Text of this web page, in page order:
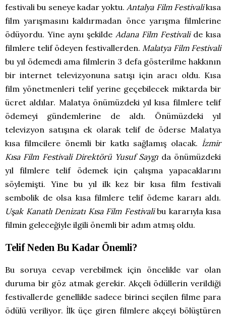
festivali bu seneye kadar yoktu. Antalya Film Festivalikısa
film yarışmasını kaldırmadan önce yarışma filmlerine
ödüyordu. Yine aynı şekilde Adana Film Festivalide kısa
filmlere telif ödeyen festivallerden. Malatya Film Festivali
bu yıl ödemedi ama filmlerin 3 defa gösterilme hakkının
bir internet televizyonuna satışı için aracı oldu. Kısa
film yönetmenleri telif yerine geçebilecek miktarda bir
ücret aldılar. Malatya önümüzdeki yıl kısa filmlere telif
ödemeyi gündemlerine de aldı. Önümüzdeki yıl
televizyon satışına ek olarak telif de öderse Malatya
kısa filmcilere önemli bir katkı sağlamış olacak. İzmir
Kısa Film Festivali Direktörü Yusuf Saygıda önümüzdeki
yıl filmlere telif ödemek için çalışma yapacaklarını
söylemişti. Yine bu yıl ilk kez bir kısa film festivali
sembolik de olsa kısa filmlere telif ödeme kararı aldı.
Uşak Kanatlı Denizatı Kısa Film Festivalibu kararıyla kısa
filmin geleceğiyle ilgili önemli bir adım atmış oldu.
Telif Neden Bu Kadar Önemli?
Bu soruya cevap verebilmek için öncelikle var olan
duruma bir göz atmak gerekir. Akçeli ödüllerin verildiği
festivallerde genellikle sadece birinci seçilen filme para
ödülü veriliyor. İlk üçe giren filmlere akçeyi bölüştüren